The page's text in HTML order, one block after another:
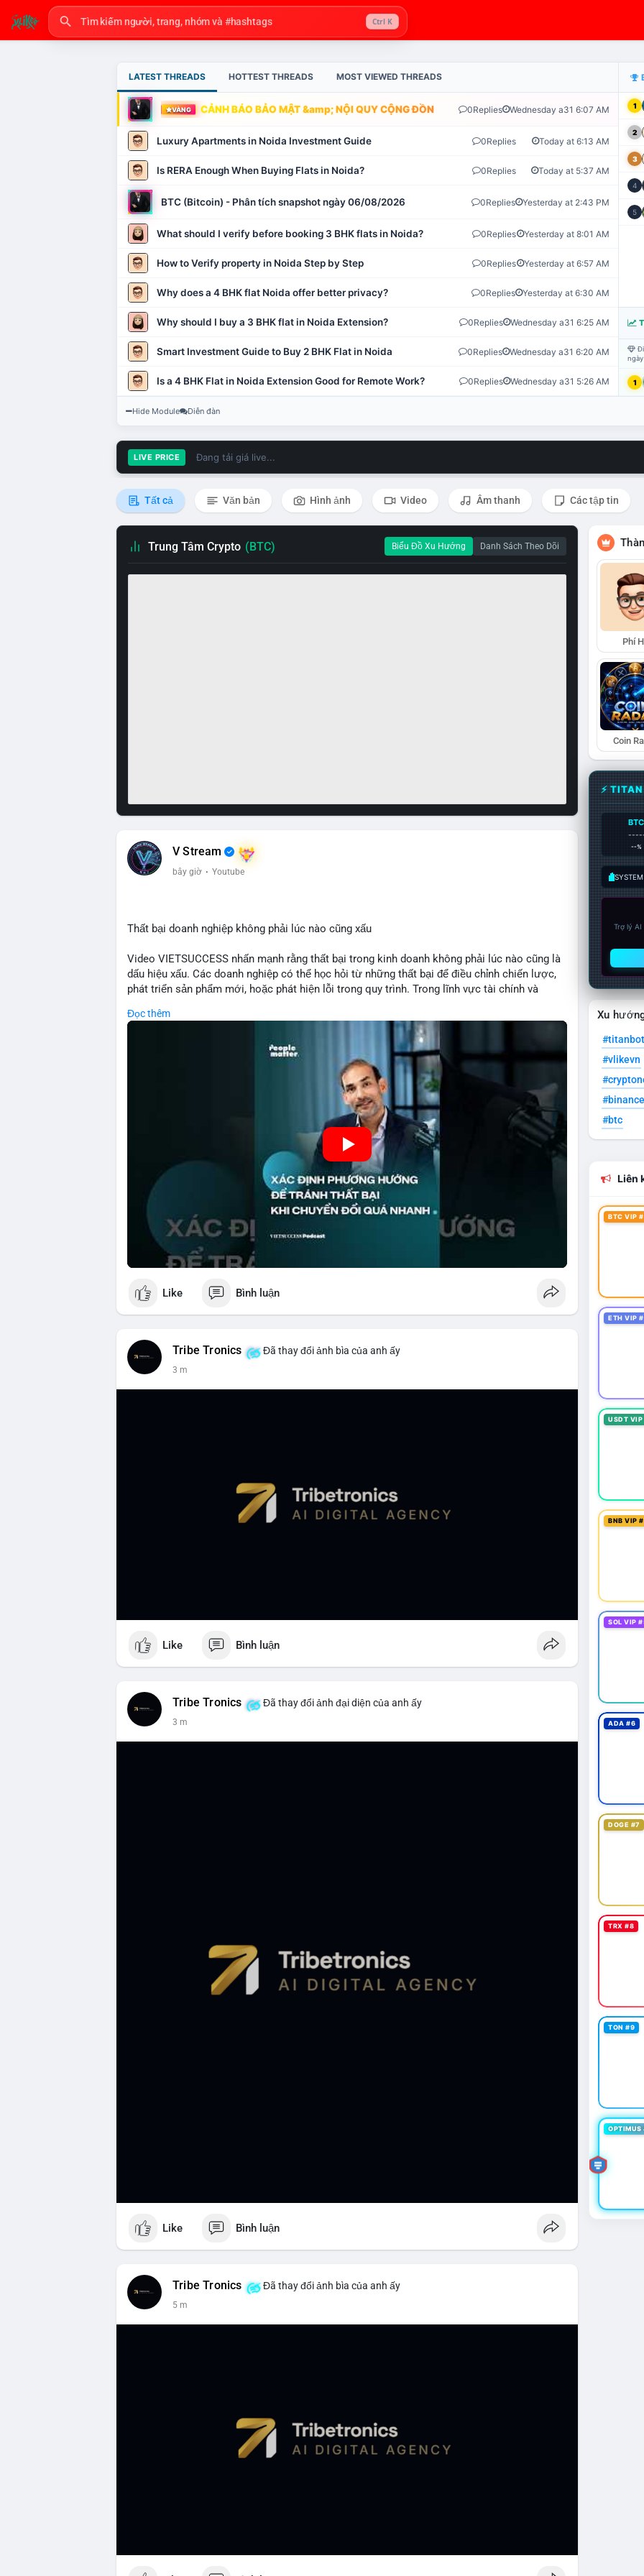
Ctrl K
LATEST THREADS HOTTEST THREADS MOST VIEWED THREADS
VÀNG CẢNH BÁO BẢO MẬT &amp; NỘI QUY CỘNG ĐỒNG VLIKE.VN: HỆ THỐNG GIÁM SÁT TỰ
0Replies Wednesday a31 6:07 AM
Luxury Apartments in Noida Investment Guide 0Replies Today at 6:13 AM
Is RERA Enough When Buying Flats in Noida? 0Replies Today at 5:37 AM
BTC (Bitcoin) - Phân tích snapshot ngày 06/08/2026 0Replies Yesterday at 2:43 PM
What should I verify before booking 3 BHK flats in Noida? 0Replies Yesterday at 8:01 AM
How to Verify property in Noida Step by Step 0Replies Yesterday at 6:57 AM
Why does a 4 BHK flat Noida offer better privacy? 0Replies Yesterday at 6:30 AM
Why should I buy a 3 BHK flat in Noida Extension? 0Replies Wednesday a31 6:25 AM
Smart Investment Guide to Buy 2 BHK Flat in Noida 0Replies Wednesday a31 6:20 AM
Is a 4 BHK Flat in Noida Extension Good for Remote Work? 0Replies Wednesday a31 5:26 AM
1
2
3
4
5
1
Hide Module Diễn đàn
LIVE PRICE Đang tải giá live...
Tất cả Văn bản Hình ảnh Video Âm thanh Các tập tin
Trung Tâm Crypto (BTC) Biểu Đồ Xu Hướng Danh Sách Theo Dõi
V Stream
bây giờ · Youtube
Thất bại doanh nghiệp không phải lúc nào cũng xấu
Video VIETSUCCESS nhấn mạnh rằng thất bại trong kinh doanh không phải lúc nào cũng là
dấu hiệu xấu. Các doanh nghiệp có thể học hỏi từ những thất bại để điều chỉnh chiến lược,
phát triển sản phẩm mới, hoặc phát hiện lỗi trong quy trình. Trong lĩnh vực tài chính và
Điều này đặc biệt quan trọng khi áp dụng vào các mô hình kinh doanh mới hoặc đầu tư vào
Đọc thêm
Like Bình luận
Tribe Tronics Đã thay đổi ảnh bìa của anh ấy
3 m
Like Bình luận
Tribe Tronics Đã thay đổi ảnh đại diện của anh ấy
3 m
Like Bình luận
Tribe Tronics Đã thay đổi ảnh bìa của anh ấy
5 m
Phí
Coin
⚡
BTC
--%
Trợ lý
Xu
#titanbot
#vlikevn
#btc
Liên
BTC VIP
ETH VIP
USDT
BNB VIP
SOL VIP
ADA #6
DOGE #7
TRX #8
TON #9
OPTIMUS